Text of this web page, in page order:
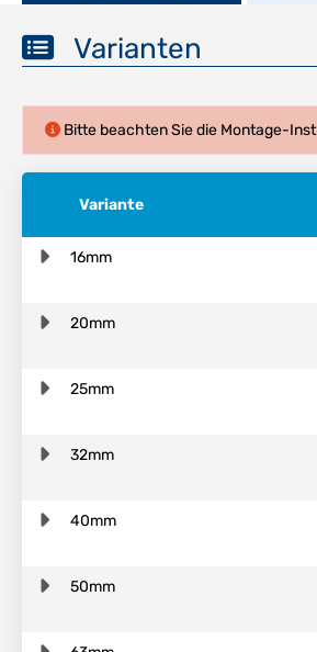
Varianten
Bitte beachten Sie die Montage-
Variante
16mm
20mm
25mm
32mm
40mm
50mm